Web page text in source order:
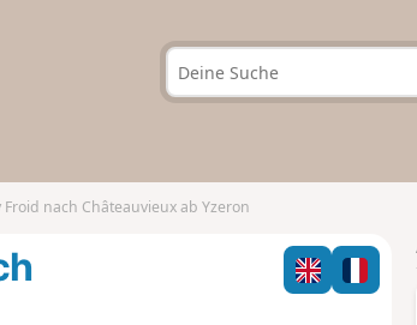
nach Châteauvieux ab Yzeron